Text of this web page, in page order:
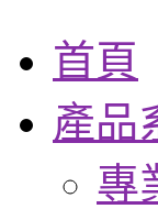
首頁
產品
專